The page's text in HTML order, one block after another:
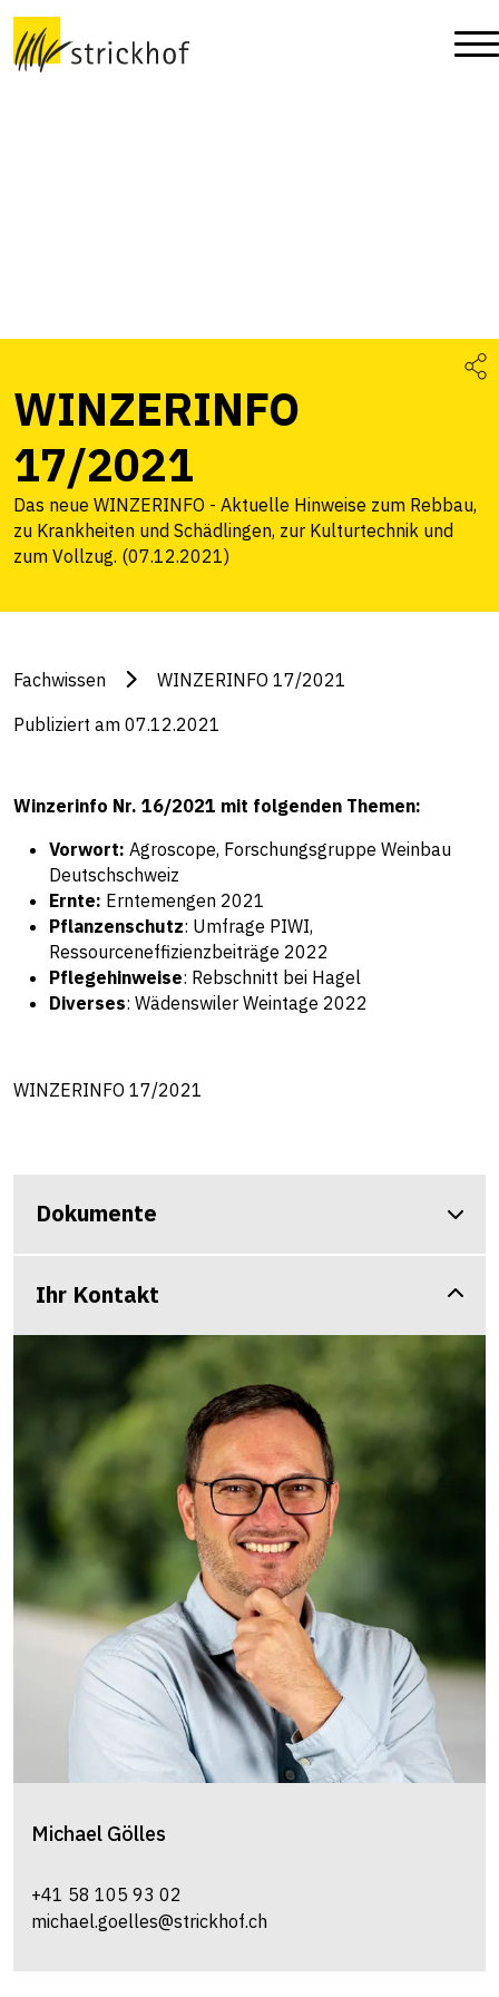
WINZERINFO
17/2021
Das neue WINZERINFO - Aktuelle Hinweise zum Rebbau,
zu Krankheiten und Schädlingen, zur Kulturtechnik und
zum Vollzug. (07.12.2021)
Fachwissen WINZERINFO 17/2021
Publiziert am 07.12.2021
Winzerinfo Nr. 16/2021 mit folgenden Themen:
Vorwort: Agroscope, Forschungsgruppe Weinbau
Deutschschweiz
Ernte: Erntemengen 2021
Pflanzenschutz: Umfrage PIWI,
Ressourceneffizienzbeiträge 2022
Pflegehinweise: Rebschnitt bei Hagel
Diverses: Wädenswiler Weintage 2022
WINZERINFO 17/2021
Dokumente
Ihr Kontakt
Michael Gölles
+41 58 105 93 02
michael.goelles@strickhof.ch